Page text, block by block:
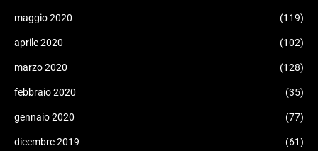
maggio 2020 (119)
aprile 2020 (102)
marzo 2020 (128)
febbraio 2020 (35)
gennaio 2020 (77)
dicembre 2019 (61)